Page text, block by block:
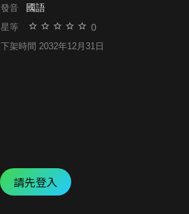
發音 國語
星等 0
下架時間 2032年12月31日
請先登入